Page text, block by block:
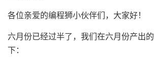
各位亲爱的编程狮小伙伴们，大家好！
六月份已经过半了，我们在六月份产出
下：